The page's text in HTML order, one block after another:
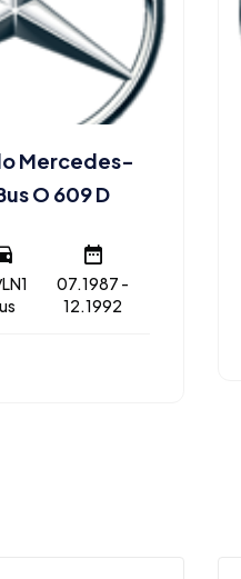
Mercedes-
O 609 D
07.1987 -
12.1992